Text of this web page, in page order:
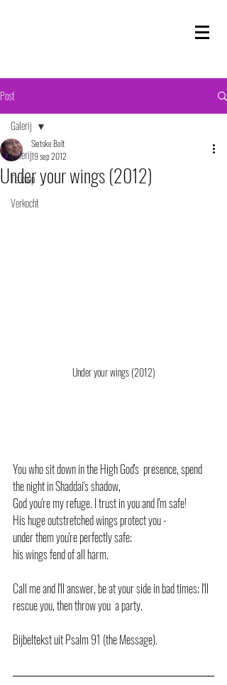
Post
Galerij
Te koop
Verkocht
Galerij
Under your wings (2012)
Sietske Bolt
19 sep 2012
Under your wings (2012)
You who sit down in the High God's  presence, spend
the night in Shaddai's shadow,
God you're my refuge. I trust in you and I'm safe!
His huge outstretched wings protect you -
under them you're perfectly safe;
his wings fend of all harm.
Call me and I'll answer, be at your side in bad times; I'll
rescue you, then throw you  a party.
Bijbeltekst uit Psalm 91 (the Message).